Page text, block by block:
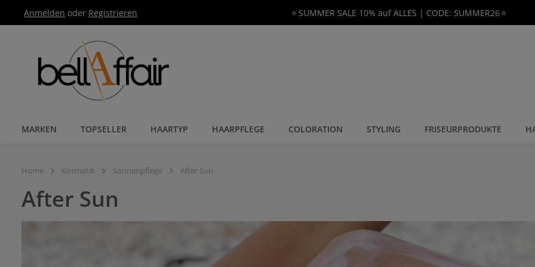
Hauptnavigation springen
Anmelden oder Registrieren 🔅SUMMER SALE 10% auf ALLES | CODE: SUMMER26🔅
MARKEN TOPSELLER HAARTYP HAARPFLEGE COLORATION STYLING FRISEURPRODUKTE
Home Kosmetik Sonnenpflege After Sun
After Sun